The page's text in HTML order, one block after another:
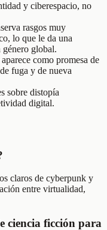
y ciberespacio, no
rasgos muy
lo que le da una
global.
como promesa de
fuga y de nueva
sobre distopía
digital.
claros de cyberpunk y
entre virtualidad,
ciencia ficción para